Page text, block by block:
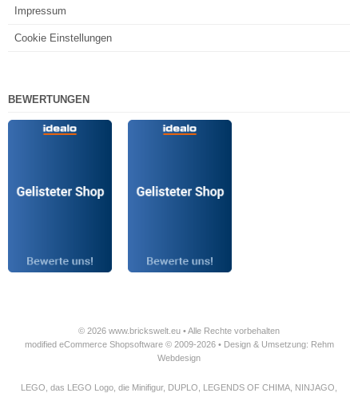
Impressum
Cookie Einstellungen
BEWERTUNGEN
© 2026 www.brickswelt.eu • Alle Rechte vorbehalten
modified eCommerce Shopsoftware © 2009-2026 • Design & Umsetzung: Rehm
Webdesign
LEGO, das LEGO Logo, die Minifigur, DUPLO, LEGENDS OF CHIMA, NINJAGO,